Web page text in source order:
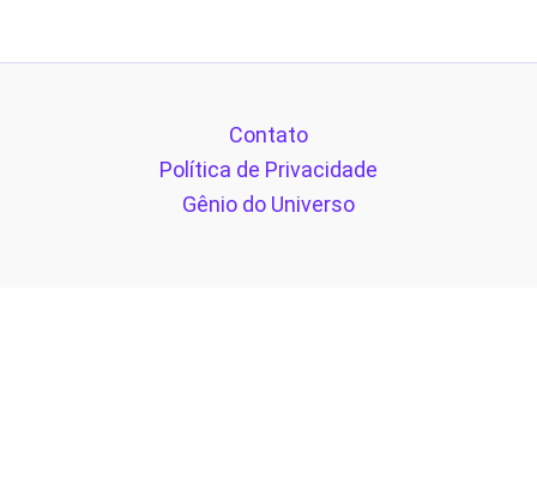
Contato
Política de Privacidade
Gênio do Universo